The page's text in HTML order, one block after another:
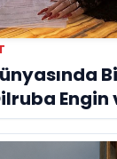
Engin